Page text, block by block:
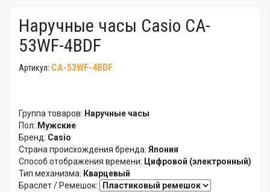
Наручные часы Casio CA-
53WF-4BDF
Артикул: CA-53WF-4BDF
Группа товаров: Наручные часы
Пол: Мужские
Бренд: Casio
Страна происхождения бренда: Япония
Способ отображения времени: Цифровой (электронный)
Тип механизма: Кварцевый
Браслет / Ремешок: